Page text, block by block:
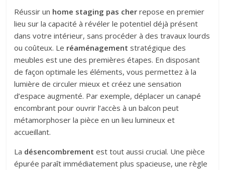
Réussir un home staging pas cher repose en premier
lieu sur la capacité à révéler le potentiel déjà présent
dans votre intérieur, sans procéder à des travaux lourds
ou coûteux. Le réaménagement stratégique des
meubles est une des premières étapes. En disposant
de façon optimale les éléments, vous permettez à la
lumière de circuler mieux et créez une sensation
d’espace augmenté. Par exemple, déplacer un canapé
encombrant pour ouvrir l’accès à un balcon peut
métamorphoser la pièce en un lieu lumineux et
accueillant.
La désencombrement est tout aussi crucial. Une pièce
épurée paraît immédiatement plus spacieuse, une règle